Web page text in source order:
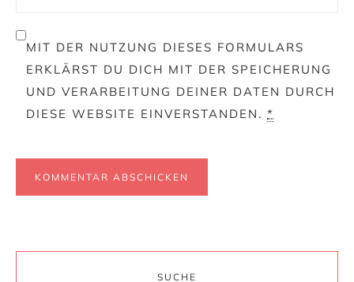
MIT DER NUTZUNG DIESES FORMULARS
ERKLÄRST DU DICH MIT DER SPEICHERUNG
UND VERARBEITUNG DEINER DATEN DURCH
DIESE WEBSITE EINVERSTANDEN. *
SUCHE